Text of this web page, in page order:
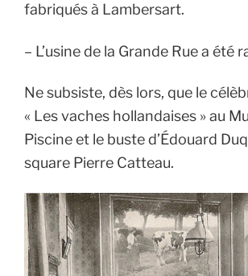
fabriqués à Lambersart.
– L’usine de la Grande Rue a été
Ne subsiste, dès lors, que le
« Les vaches hollandaises » au
Piscine et le buste d’Édouard
square Pierre Catteau.